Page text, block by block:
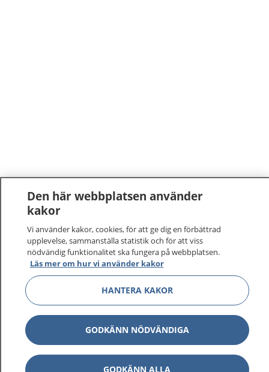
Den här webbplatsen använder
kakor
Vi använder kakor, cookies, för att ge dig en förbättrad
upplevelse, sammanställa statistik och för att viss
nödvändig funktionalitet ska fungera på webbplatsen.
Läs mer om hur vi använder kakor
HANTERA KAKOR
GODKÄNN NÖDVÄNDIGA
GODKÄNN ALLA